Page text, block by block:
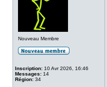
Nouveau Membre
Inscription: 10 Avr 2026, 16:46
Messages: 14
Région: 34